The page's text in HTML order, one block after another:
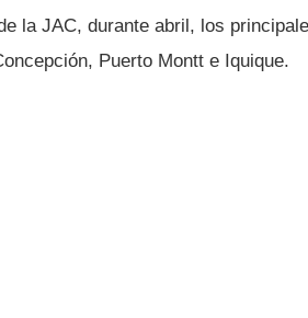
la JAC, durante abril, los
Puerto Montt e Iquique.